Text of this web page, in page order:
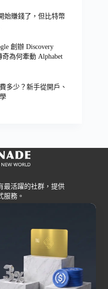
始賺錢了，但比特幣
創辦 Discovery
為何牽動 Alphabet
多少？新手從開戶、
最活躍的社群，提供
服務。
交易所
Bybit
OKX
HOYA BIT